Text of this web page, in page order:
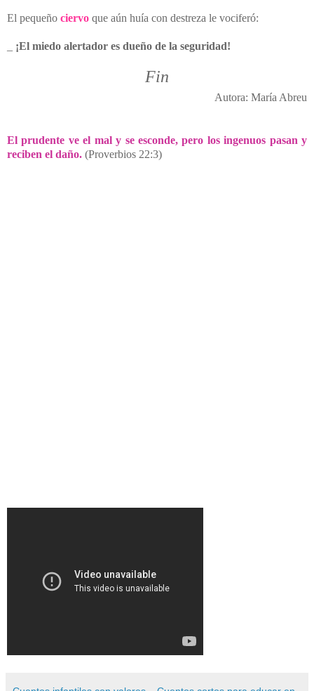
El pequeño ciervo que aún huía con destreza le vociferó:
¡El miedo alertador es dueño de la seguridad!
Fin
Autora: María Abreu
El prudente ve el mal y se esconde, pero los ingenuos pasan y
reciben el daño. (Proverbios 22:3)